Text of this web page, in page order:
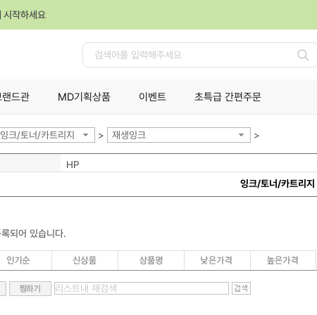
작하세요
검
랜드관 MD기획상품 이벤트 초특급 간편주문
잉크/토너/카트리지 > 재생잉크 >
HP
잉크/토너/카트리지
되어 있습니다.